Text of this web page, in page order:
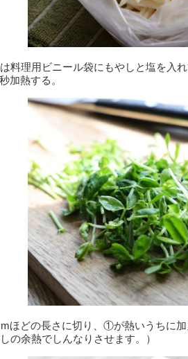
理用ビニール袋にもやしと塩を入
加熱する。
どの長さに切り、①が熱いうちに加
の余熱でしんなりさせます。）